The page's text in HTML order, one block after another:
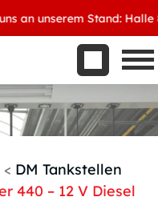
unserem Stand: Halle 8,
werden
< DM Tankstellen
440 – 12 V Diesel